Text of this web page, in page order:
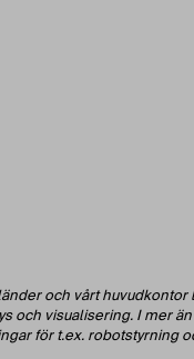
och vårt huvudkontor
visualisering. I mer än
för t.ex. robotstyrning